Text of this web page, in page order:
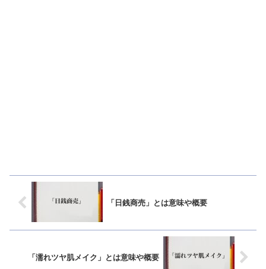
「日銭商売」とは意味や概要
「濡れツヤ肌メイク」とは意味や概要